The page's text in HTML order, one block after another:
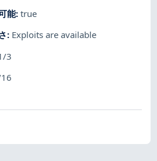
能:true
: Exploits are available
3